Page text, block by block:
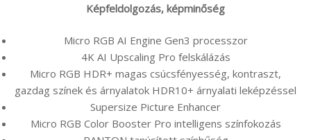
Képfeldolgozás, képminőség
Micro RGB AI Engine Gen3 processzor
4K AI Upscaling Pro felskálázás
Micro RGB HDR+ magas csúcsfényesség, kontraszt,
gazdag színek és árnyalatok HDR10+ árnyalati leképzéssel
Supersize Picture Enhancer
Micro RGB Color Booster Pro intelligens színfokozás